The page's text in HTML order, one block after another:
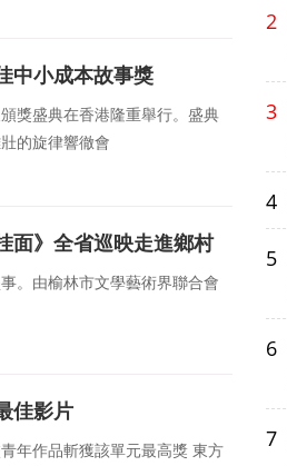
中小成本故事獎
獎盛典在香港隆重舉行。盛典
的旋律響徹會
面》全省巡映走進鄉村
。由榆林市文學藝術界聯合會
佳影片
年作品斬獲該單元最高獎 東方
2
3
4
5
6
7